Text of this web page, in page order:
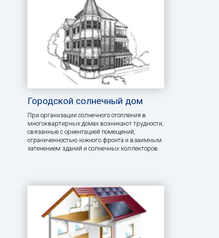
Городской солнечный дом
При организации солнечного отопления в
многоквартирных домах возникают трудности,
связанные с ориентацией помещений,
ограниченностью южного фронта и взаимным
затенением зданий и солнечных коллекторов.